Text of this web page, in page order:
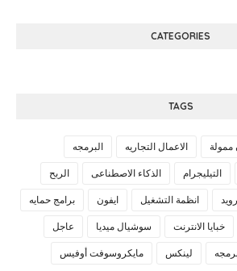
CATEGORIES
TAGS
ممولة الاعمال التجاريه
البرمجه
التيليجرام الذكاء الاصطناعى
الربح
انظمة التشغيل ايفون
برامج حمايه
خبايا الانترنت سوشيال ميديا
عاجل
لينكس مايكروسوفت أوفيس